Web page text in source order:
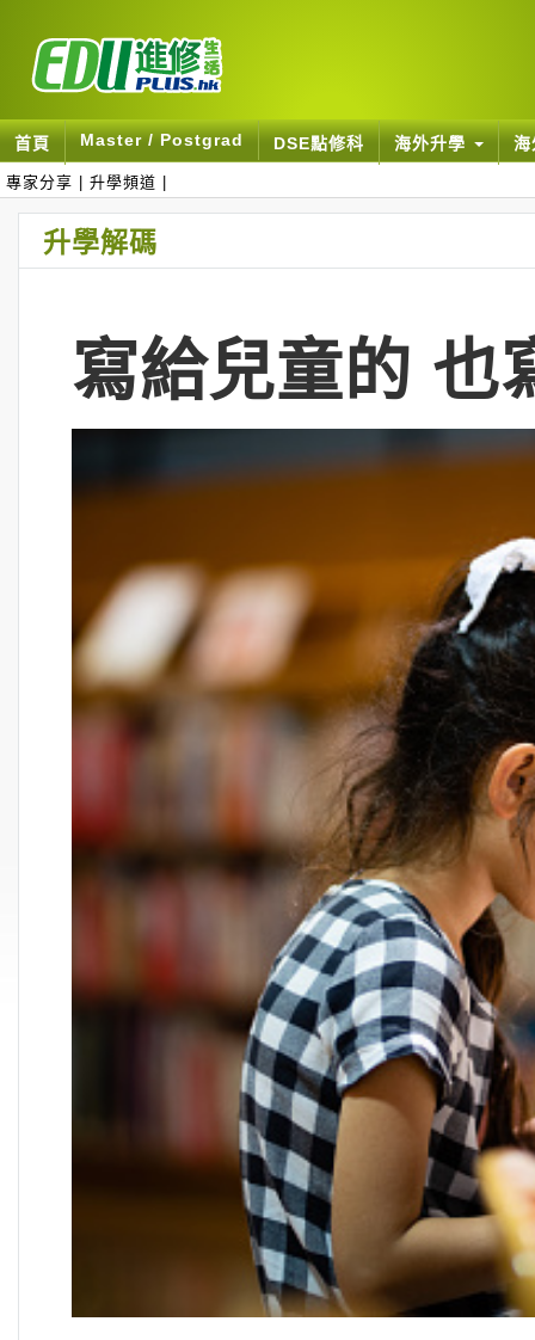
首頁 Master / Postgrad DSE點修科 海外升學
專家分享 升學頻道
升學解碼
寫給兒童的 也